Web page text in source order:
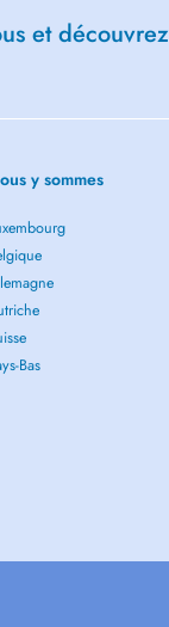
et
y sommes
Bas